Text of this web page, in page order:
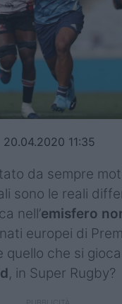
20.04.2020 11:35
da sempre
sono le reali
nell’emisfero
europei di
quello che si gioca
, in Super Rugby?